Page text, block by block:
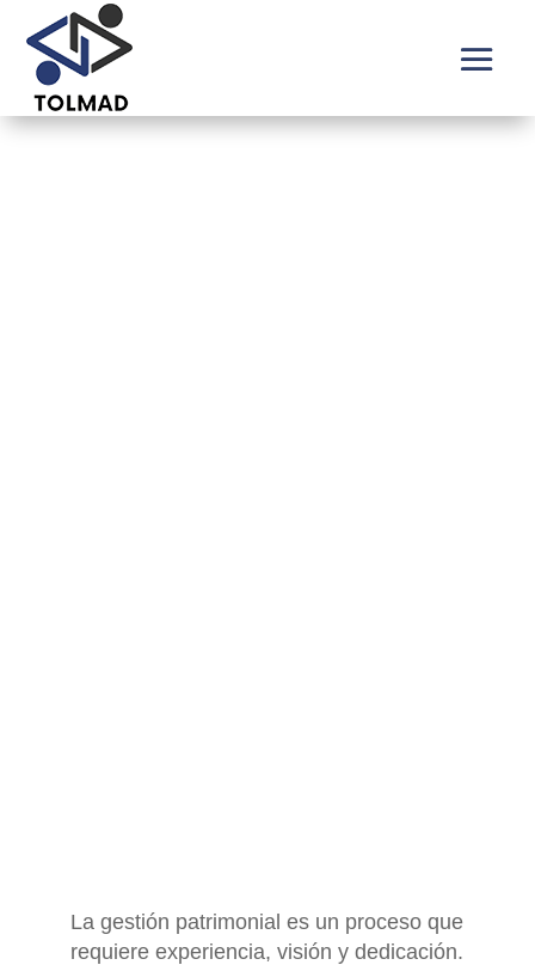
La gestión patrimonial es un proceso que
requiere experiencia, visión y dedicación.